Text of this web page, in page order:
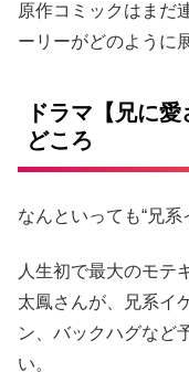
原作コミックはまだ
ーリーがどのように
ドラマ【兄に
どころ
なんといっても“兄
人生初で最大のモテ
太鳳さんが、兄系イ
ン、バックハグなど
い。